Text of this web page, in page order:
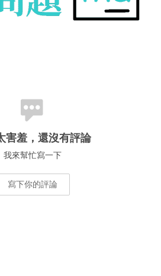
害羞，還沒有評論
我來幫忙寫一下
寫下你的評論